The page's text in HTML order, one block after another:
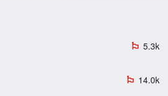
emoji_flags 5.3k
emoji_flags 14.0k